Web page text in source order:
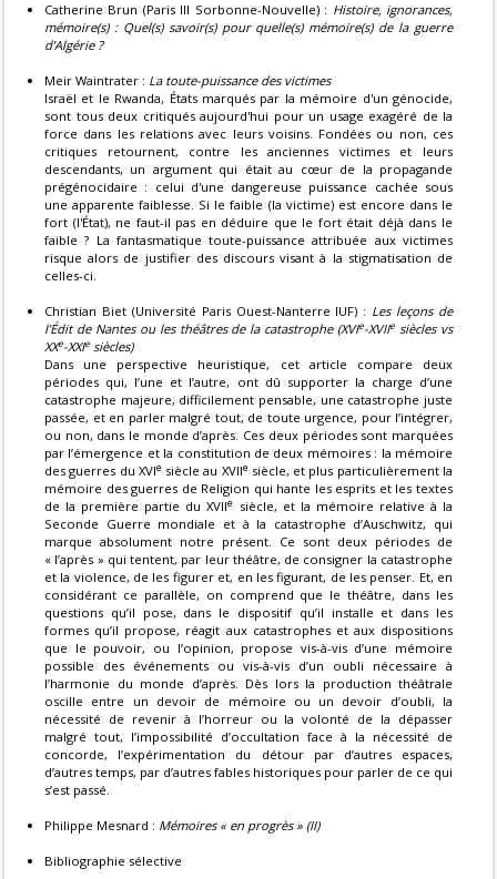
Catherine Brun (Paris III Sorbonne-Nouvelle) : Histoire, ignorances,
mémoire(s) : Quel(s) savoir(s) pour quelle(s) mémoire(s) de la guerre
d’Algérie ?
Meir Waintrater : La toute-puissance des victimes
Israël et le Rwanda, États marqués par la mémoire d'un génocide,
sont tous deux critiqués aujourd'hui pour un usage exagéré de la
force dans les relations avec leurs voisins. Fondées ou non, ces
critiques retournent, contre les anciennes victimes et leurs
descendants, un argument qui était au cœur de la propagande
prégénocidaire : celui d'une dangereuse puissance cachée sous
une apparente faiblesse. Si le faible (la victime) est encore dans le
fort (l'État), ne faut-il pas en déduire que le fort était déjà dans le
faible ? La fantasmatique toute-puissance attribuée aux victimes
risque alors de justifier des discours visant à la stigmatisation de
celles-ci.
Christian Biet (Université Paris Ouest-Nanterre IUF) : Les leçons de
l’Édit de Nantes ou les théâtres de la catastrophe (XVIe-XVIIe siècles vs
XXe-XXIe siècles)
Dans une perspective heuristique, cet article compare deux
périodes qui, l’une et l’autre, ont dû supporter la charge d’une
catastrophe majeure, difficilement pensable, une catastrophe juste
passée, et en parler malgré tout, de toute urgence, pour l’intégrer,
ou non, dans le monde d’après. Ces deux périodes sont marquées
par l’émergence et la constitution de deux mémoires : la mémoire
des guerres du XVIesiècle au XVIIesiècle, et plus particulièrement la
mémoire des guerres de Religion qui hante les esprits et les textes
de la première partie du XVIIe
siècle, et la mémoire relative à la
Seconde Guerre mondiale et à la catastrophe d’Auschwitz, qui
marque absolument notre présent. Ce sont deux périodes de
« l’après » qui tentent, par leur théâtre, de consigner la catastrophe
et la violence, de les figurer et, en les figurant, de les penser. Et, en
considérant ce parallèle, on comprend que le théâtre, dans les
questions qu’il pose, dans le dispositif qu’il installe et dans les
formes qu’il propose, réagit aux catastrophes et aux dispositions
que le pouvoir, ou l’opinion, propose vis-à-vis d’une mémoire
possible des événements ou vis-à-vis d’un oubli nécessaire à
l’harmonie du monde d’après. Dès lors la production théâtrale
oscille entre un devoir de mémoire ou un devoir d’oubli, la
nécessité de revenir à l’horreur ou la volonté de la dépasser
malgré tout, l’impossibilité d’occultation face à la nécessité de
concorde, l’expérimentation du détour par d’autres espaces,
d’autres temps, par d’autres fables historiques pour parler de ce qui
s’est passé.
Philippe Mesnard : Mémoires « en progrès » (II)
Bibliographie sélective